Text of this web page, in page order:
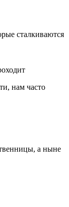
сталкиваются
нам часто
а ныне